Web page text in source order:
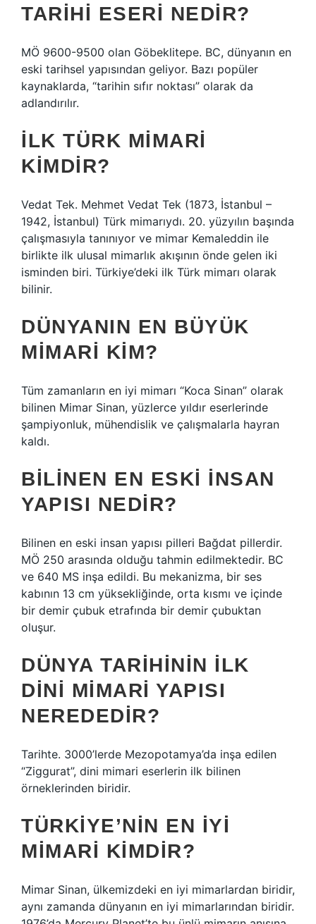
TARIHI ESERI NEDIR?
MÖ 9600-9500 olan Göbeklitepe. BC, dünyanın en
eski tarihsel yapısından geliyor. Bazı popüler
kaynaklarda, “tarihin sıfır noktası” olarak da
adlandırılır.
İLK TÜRK MIMARI
KIMDIR?
Vedat Tek. Mehmet Vedat Tek (1873, İstanbul –
1942, İstanbul) Türk mimarıydı. 20. yüzyılın başında
çalışmasıyla tanınıyor ve mimar Kemaleddin ile
birlikte ilk ulusal mimarlık akışının önde gelen iki
isminden biri. Türkiye’deki ilk Türk mimarı olarak
bilinir.
DÜNYANIN EN BÜYÜK
MIMARI KIM?
Tüm zamanların en iyi mimarı “Koca Sinan” olarak
bilinen Mimar Sinan, yüzlerce yıldır eserlerinde
şampiyonluk, mühendislik ve çalışmalarla hayran
kaldı.
BILINEN EN ESKI INSAN
YAPISI NEDIR?
Bilinen en eski insan yapısı pilleri Bağdat pillerdir.
MÖ 250 arasında olduğu tahmin edilmektedir. BC
ve 640 MS inşa edildi. Bu mekanizma, bir ses
kabının 13 cm yüksekliğinde, orta kısmı ve içinde
bir demir çubuk etrafında bir demir çubuktan
oluşur.
DÜNYA TARIHININ ILK
DINI MIMARI YAPISI
NEREDEDIR?
Tarihte. 3000’lerde Mezopotamya’da inşa edilen
“Ziggurat”, dini mimari eserlerin ilk bilinen
örneklerinden biridir.
TÜRKIYE’NIN EN IYI
MIMARI KIMDIR?
Mimar Sinan, ülkemizdeki en iyi mimarlardan biridir,
aynı zamanda dünyanın en iyi mimarlarından biridir.